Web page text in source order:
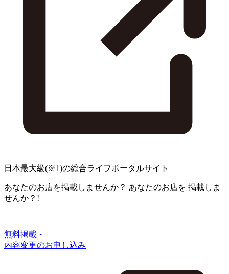
日本最大級(※1)の総合ライフポータルサイト
あなたのお店を掲載しませんか？ あなたのお店を 掲載しま
せんか？!
無料掲載・
内容変更のお申し込み